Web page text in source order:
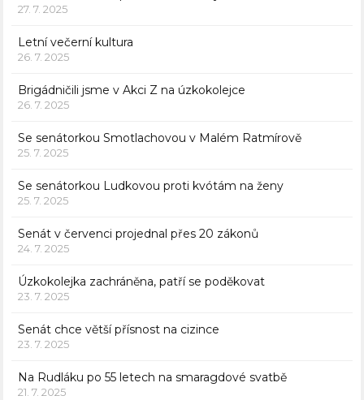
27. 7. 2025
Letní večerní kultura
26. 7. 2025
Brigádničili jsme v Akci Z na úzkokolejce
26. 7. 2025
Se senátorkou Smotlachovou v Malém Ratmírově
25. 7. 2025
Se senátorkou Ludkovou proti kvótám na ženy
25. 7. 2025
Senát v červenci projednal přes 20 zákonů
24. 7. 2025
Úzkokolejka zachráněna, patří se poděkovat
23. 7. 2025
Senát chce větší přísnost na cizince
23. 7. 2025
Na Rudláku po 55 letech na smaragdové svatbě
21. 7. 2025